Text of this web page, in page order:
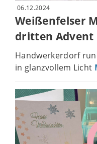
06.12.2024
Weißenfelser
dritten Advent
Handwerkerdorf
in glanzvollem Licht